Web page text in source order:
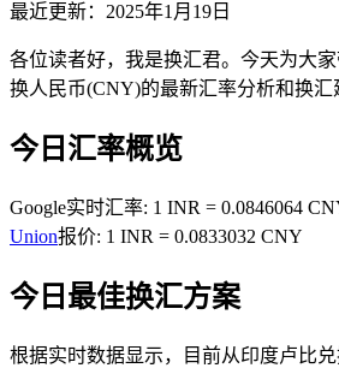
最近更新： 2025年1月19日
各位读者好，我是换汇君。今天为大
换人民币(CNY)的最新汇率分析和换汇
今日汇率概览
Google实时汇率: 1 INR = 0.0846064
Union报价: 1 INR = 0.0833032 CNY
今日最佳换汇方案
根据实时数据显示，目前从印度卢比兑